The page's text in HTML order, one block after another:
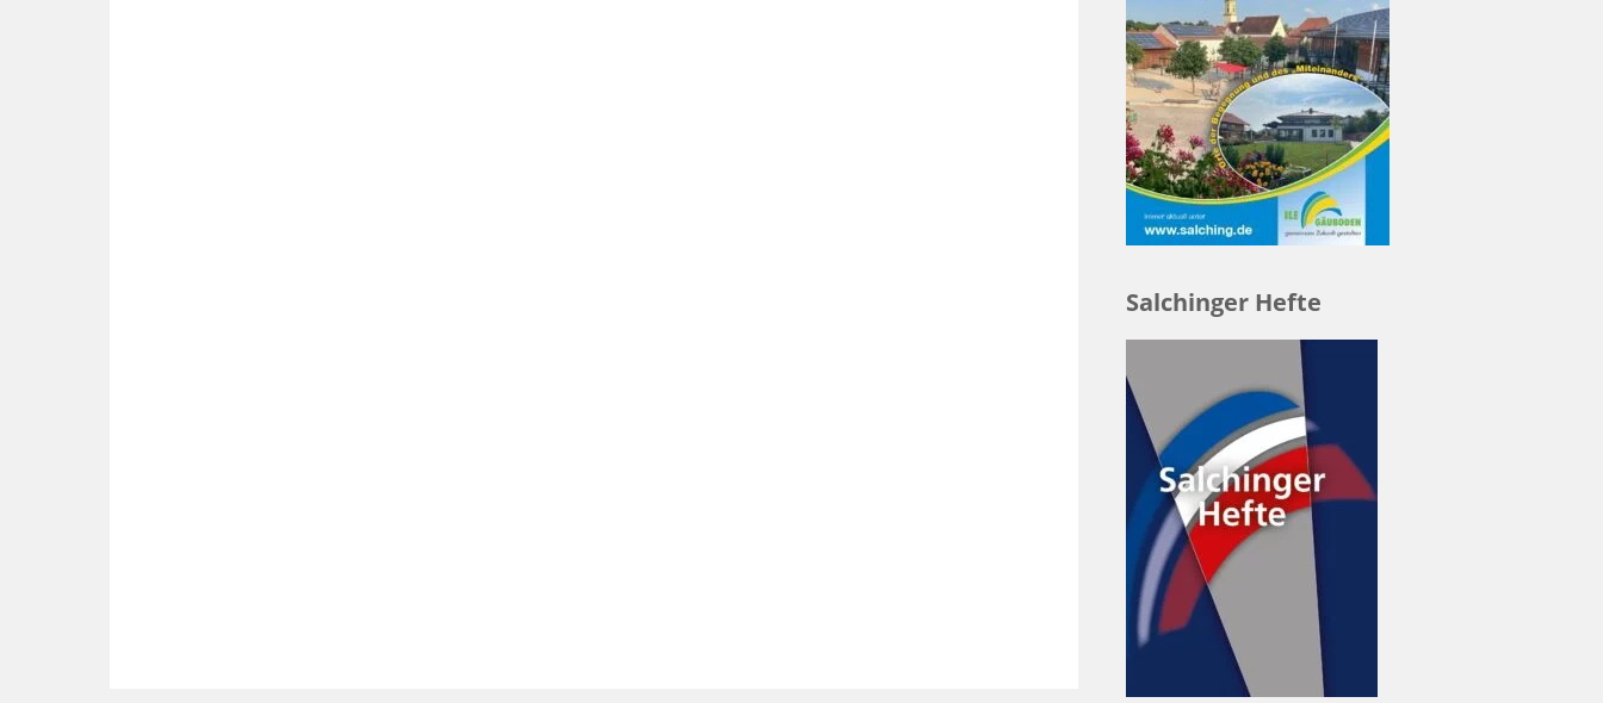
Salchinger Hefte